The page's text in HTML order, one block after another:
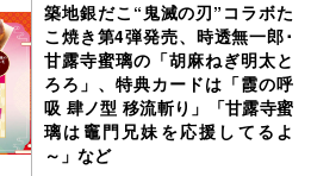
築地銀だこ“鬼滅の刃”コラボた
こ焼き第4弾発売、時透無一郎･
甘露寺蜜璃の「胡麻ねぎ明太と
ろろ」、特典カードは「霞の呼
吸 肆ノ型 移流斬り」「甘露寺蜜
璃は竈門兄妹を応援してるよ
～」など